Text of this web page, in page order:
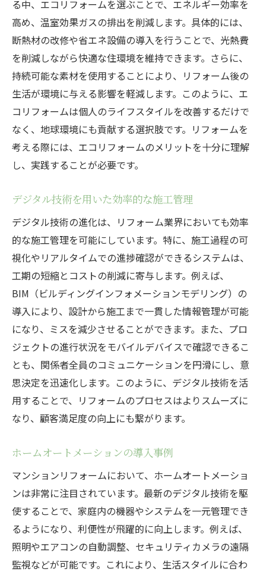
る中、エコリフォームを選ぶことで、エネルギー効率を
高め、温室効果ガスの排出を削減します。具体的には、
断熱材の改修や省エネ設備の導入を行うことで、光熱費
を削減しながら快適な住環境を維持できます。さらに、
持続可能な素材を使用することにより、リフォーム後の
生活が環境に与える影響を軽減します。このように、エ
コリフォームは個人のライフスタイルを改善するだけで
なく、地球環境にも貢献する選択肢です。リフォームを
考える際には、エコリフォームのメリットを十分に理解
し、実践することが必要です。
デジタル技術を用いた効率的な施工管理
デジタル技術の進化は、リフォーム業界においても効率
的な施工管理を可能にしています。特に、施工過程の可
視化やリアルタイムでの進捗確認ができるシステムは、
工期の短縮とコストの削減に寄与します。例えば、
BIM（ビルディングインフォメーションモデリング）の
導入により、設計から施工まで一貫した情報管理が可能
になり、ミスを減少させることができます。また、プロ
ジェクトの進行状況をモバイルデバイスで確認できるこ
とも、関係者全員のコミュニケーションを円滑にし、意
思決定を迅速化します。このように、デジタル技術を活
用することで、リフォームのプロセスはよりスムーズに
なり、顧客満足度の向上にも繋がります。
ホームオートメーションの導入事例
マンションリフォームにおいて、ホームオートメーショ
ンは非常に注目されています。最新のデジタル技術を駆
使することで、家庭内の機器やシステムを一元管理でき
るようになり、利便性が飛躍的に向上します。例えば、
照明やエアコンの自動調整、セキュリティカメラの遠隔
監視などが可能です。これにより、生活スタイルに合わ